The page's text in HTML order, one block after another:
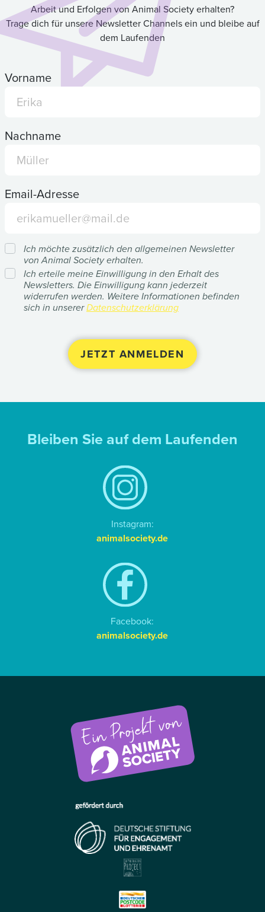
Arbeit und Erfolgen von Animal Society erhalten?
Trage dich für unsere Newsletter Channels ein und bleibe auf
dem Laufenden
Vorname
Nachname
Email-Adresse
Ich möchte zusätzlich den allgemeinen Newsletter
von Animal Society erhalten.
Ich erteile meine Einwilligung in den Erhalt des
Newsletters. Die Einwilligung kann jederzeit
widerrufen werden. Weitere Informationen befinden
sich in unsererDatenschutzerklärung
Bleiben Sie auf dem Laufenden
Instagram:
animalsociety.de
Facebook:
animalsociety.de